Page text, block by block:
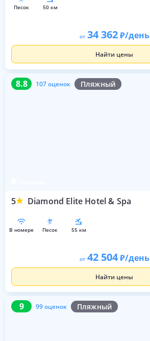
песок 50 км
от 34 362 /день
Найти цены
8.8 107 оценок Пляжный
5 Diamond Elite Hotel & Spa
8.8 107 оценок
в номере песок 55 км
от 42 504 /день
Найти цены
9 99 оценок Пляжный
9 99 оценок